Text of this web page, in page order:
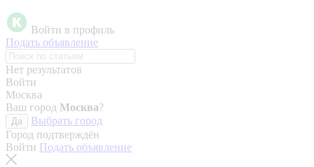
Войти в профиль
Подать объявление
Нет результатов
Войти
Москва
Ваш город Москва?
Да
Выбрать город
Город подтверждён
Войти Подать объявление